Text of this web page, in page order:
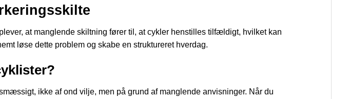
at manglende skiltning fører til, at cykler henstilles tilfældigt, hvilket kan
løse dette problem og skabe en struktureret hverdag.
ikke af ond vilje, men på grund af manglende anvisninger. Når du